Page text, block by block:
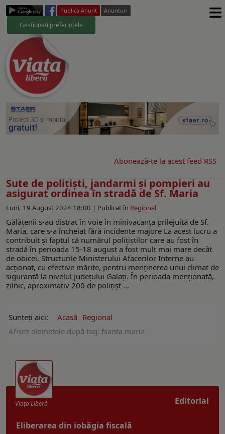
Publica Anunt Anunturi
Gestionați preferințele ≡
Abonează-te la acest feed RSS
Sute de poliţişti, jandarmi şi pompieri au
asigurat ordinea în stradă de Sf. Maria
Luni, 19 August 2024 18:00 | Publicat în Regional
Gălățenii s-au distrat în voie în minivacanța prilejuită de Sf.
Maria, care s-a încheiat fără incidente majore La acest lucru a
contribuit şi faptul că numărul polițiștilor care au fost în
stradă în perioada 15-18 august a fost mult mai mare decât
de obicei. Structurile Ministerului Afacerilor Interne au
acționat, cu efective mărite, pentru menținerea unui climat de
siguranță la nivelul județului Galați. În perioada menționată,
zilnic, aproximativ 200 de polițișt ...
Sunteți aici: Acasă Regional
Afişez elemetele după tag: fsanta maria
Editorial
Viaţa Liberă
Eliberarea din iobăgia fiscală